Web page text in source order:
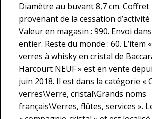
Diamètre au buvant 8,7 cm. Coffret
provenant de la cessation d’activité
Valeur en magasin : 990. Envoi
entier. Reste du monde : 60. L’item
verres à whisky en cristal de
Harcourt NEUF » est en vente
juin 2018. Il est dans la catégorie «
verres\Verre, cristal\Grands noms
français\Verres, flûtes, services ».